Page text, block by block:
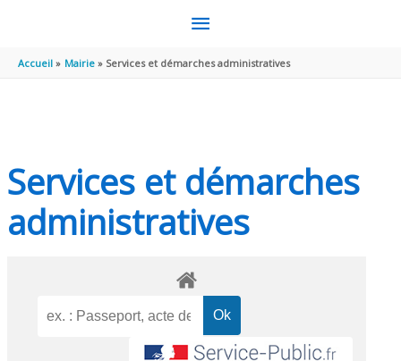
MENU
PRINCIPAL
Accueil Mairie Services et démarches administratives
Services et démarches
administratives